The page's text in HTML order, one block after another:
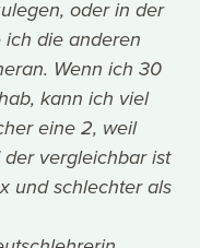
oder in der
ich die anderen
Wenn ich 30
kann ich viel
eine 2, weil
vergleichbar ist
und schlechter als